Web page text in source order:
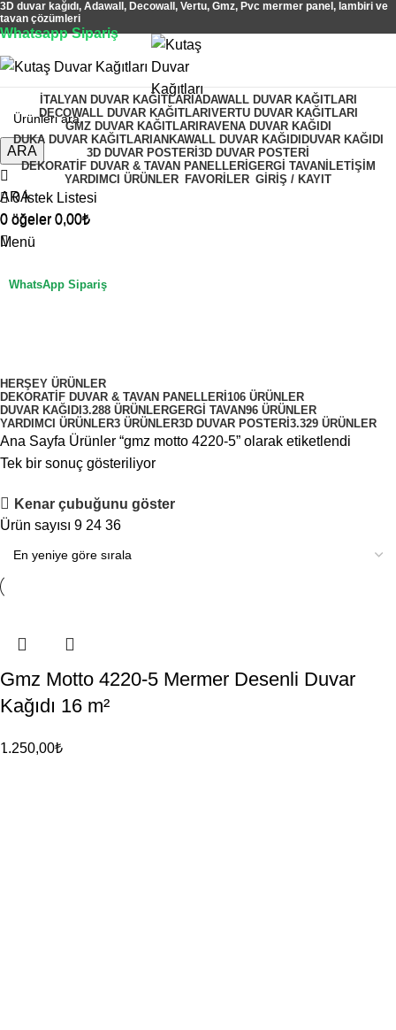
3D duvar kağıdı, Adawall, Decowall, Vertu, Gmz, Pvc mermer panel, lambiri ve
tavan çözümleri
Whatsapp Sipariş
2500 TL üzeri alışverişlerde vade farksız 3 taksit fırsatı!
ARA
0İstek Listesi
0 öğeler 0,00₺
Menü
WhatsApp Sipariş
İTALYAN DUVAR KAĞITLARI ADAWALL DUVAR KAĞITLARI
DECOWALL DUVAR KAĞITLARI VERTU DUVAR KAĞITLARI
GMZ DUVAR KAĞITLARI RAVENA DUVAR KAĞIDI
DUKA DUVAR KAĞITLARI ANKAWALL DUVAR KAĞIDI DUVAR KAĞIDI
3D DUVAR POSTERI 3D DUVAR POSTERI
DEKORATIF DUVAR & TAVAN PANELLERI GERGI TAVAN İLETIŞIM
YARDIMCI ÜRÜNLER FAVORİLER GİRİŞ / KAYIT
ARA
0 öğeler 0,00₺
HERŞEY ÜRÜNLER
DEKORATIF DUVAR & TAVAN PANELLERI 106 ÜRÜNLER
DUVAR KAĞIDI 3.288 ÜRÜNLERGERGI TAVAN96 ÜRÜNLER
YARDIMCI ÜRÜNLER3 ÜRÜNLER3D DUVAR POSTERI 3.329 ÜRÜNLER
Ana Sayfa Ürünler “gmz motto 4220-5” olarak etiketlendi
Tek bir sonuç gösteriliyor
Kenar çubuğunu göster
Ürün sayısı 9 24 36
Gmz Motto 4220-5 Mermer Desenli Duvar
Kağıdı 16 m²
1.250,00₺